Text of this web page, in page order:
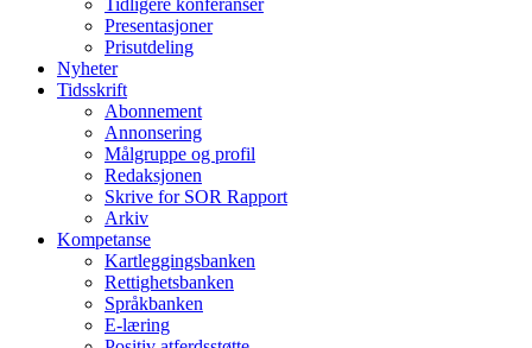
Tidligere konferanser
Presentasjoner
Prisutdeling
Nyheter
Tidsskrift
Abonnement
Annonsering
Målgruppe og profil
Redaksjonen
Skrive for SOR Rapport
Arkiv
Kompetanse
Kartleggingsbanken
Rettighetsbanken
Språkbanken
E-læring